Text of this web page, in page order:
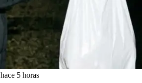
hace 5 horas